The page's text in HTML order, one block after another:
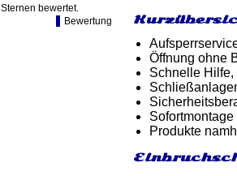
Sternen bewertet.
Bewertung
Öffnung ohne
Schnelle Hilfe,
Produkte